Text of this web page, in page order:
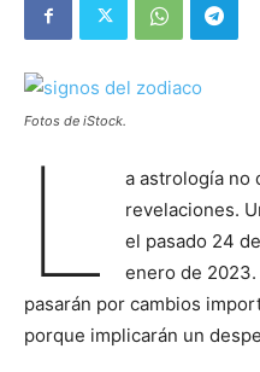
Fotos de iStock.
L
a astrología no
revelaciones.
el pasado 24
enero de
pasarán por cambios
porque implicarán un